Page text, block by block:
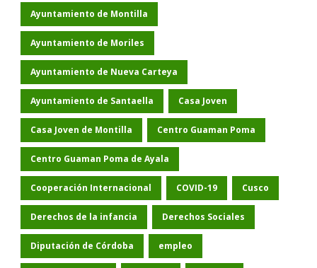
Ayuntamiento de Montilla
Ayuntamiento de Moriles
Ayuntamiento de Nueva Carteya
Ayuntamiento de Santaella Casa Joven
Casa Joven de Montilla Centro Guaman Poma
Centro Guaman Poma de Ayala
Cooperación Internacional COVID-19 Cusco
Derechos de la infancia Derechos Sociales
Diputación de Córdoba empleo